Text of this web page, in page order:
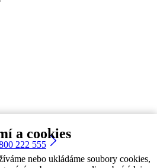
a cookies
nebo ukládáme soubory cookies,
222 555